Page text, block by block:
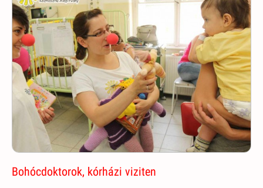
Bohócdoktorok, kórházi viziten